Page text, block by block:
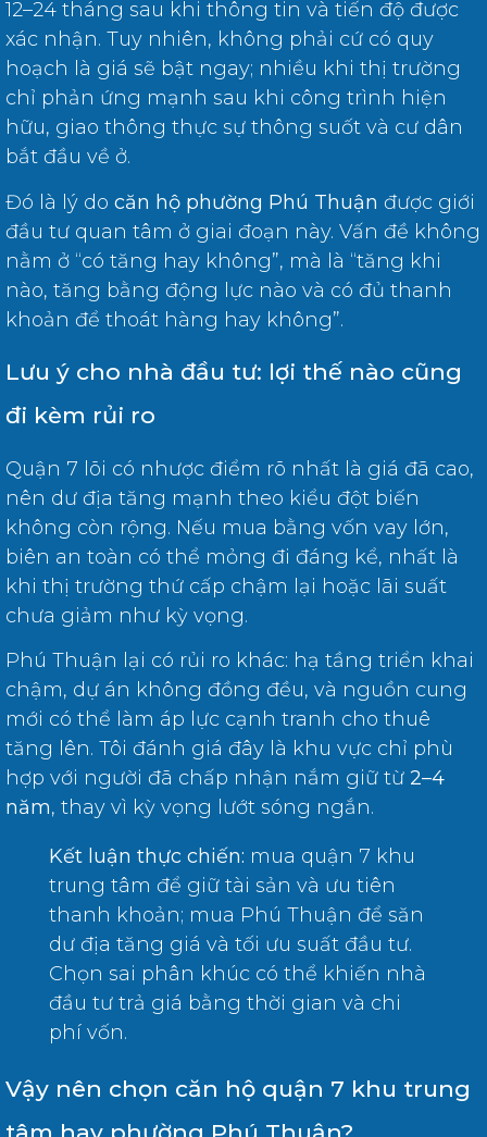
12–24 tháng sau khi thông tin và tiến độ được
xác nhận. Tuy nhiên, không phải cứ có quy
hoạch là giá sẽ bật ngay; nhiều khi thị trường
chỉ phản ứng mạnh sau khi công trình hiện
hữu, giao thông thực sự thông suốt và cư dân
bắt đầu về ở.
Đó là lý do căn hộ phường Phú Thuận được giới
đầu tư quan tâm ở giai đoạn này. Vấn đề không
nằm ở “có tăng hay không”, mà là “tăng khi
nào, tăng bằng động lực nào và có đủ thanh
khoản để thoát hàng hay không”.
Lưu ý cho nhà đầu tư: lợi thế nào cũng
đi kèm rủi ro
Quận 7 lõi có nhược điểm rõ nhất là giá đã cao,
nên dư địa tăng mạnh theo kiểu đột biến
không còn rộng. Nếu mua bằng vốn vay lớn,
biên an toàn có thể mỏng đi đáng kể, nhất là
khi thị trường thứ cấp chậm lại hoặc lãi suất
chưa giảm như kỳ vọng.
Phú Thuận lại có rủi ro khác: hạ tầng triển khai
chậm, dự án không đồng đều, và nguồn cung
mới có thể làm áp lực cạnh tranh cho thuê
tăng lên. Tôi đánh giá đây là khu vực chỉ phù
hợp với người đã chấp nhận nắm giữ từ 2–4
năm, thay vì kỳ vọng lướt sóng ngắn.
Kết luận thực chiến: mua quận 7 khu
trung tâm để giữ tài sản và ưu tiên
thanh khoản; mua Phú Thuận để săn
dư địa tăng giá và tối ưu suất đầu tư.
Chọn sai phân khúc có thể khiến nhà
đầu tư trả giá bằng thời gian và chi
phí vốn.
Vậy nên chọn căn hộ quận 7 khu trung